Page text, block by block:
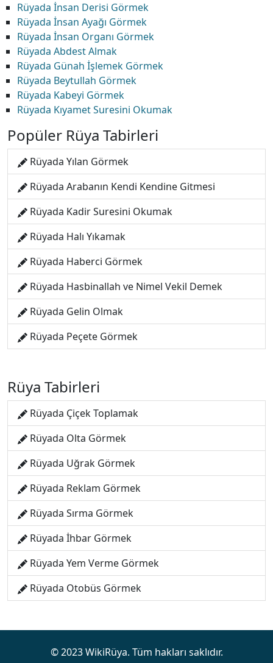
Rüyada İnsan Derisi Görmek
Rüyada İnsan Ayağı Görmek
Rüyada İnsan Organı Görmek
Rüyada Abdest Almak
Rüyada Günah İşlemek Görmek
Rüyada Beytullah Görmek
Rüyada Kabeyi Görmek
Rüyada Kıyamet Suresini Okumak
Popüler Rüya Tabirleri
Rüyada Yılan Görmek
Rüyada Arabanın Kendi Kendine Gitmesi
Rüyada Kadir Suresini Okumak
Rüyada Halı Yıkamak
Rüyada Haberci Görmek
Rüyada Hasbinallah ve Nimel Vekil Demek
Rüyada Gelin Olmak
Rüyada Peçete Görmek
Rüya Tabirleri
Rüyada Çiçek Toplamak
Rüyada Olta Görmek
Rüyada Uğrak Görmek
Rüyada Reklam Görmek
Rüyada Sırma Görmek
Rüyada İhbar Görmek
Rüyada Yem Verme Görmek
Rüyada Otobüs Görmek
© 2023 WikiRüya. Tüm hakları saklıdır.